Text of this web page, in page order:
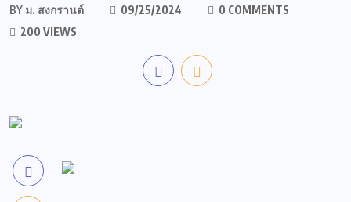
BY ม. สงกรานต์ 09/25/2024
0 COMMENTS
200 VIEWS